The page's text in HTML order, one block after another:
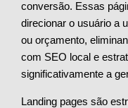
conversão. Essas
direcionar o usuário a
ou orçamento,
com SEO local e
significativamente a
Landing pages são